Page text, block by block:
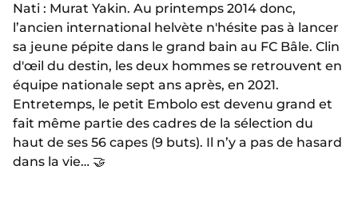
Nati : Murat Yakin. Au printemps 2014 donc,
l’ancien international helvète n'hésite pas à lancer
sa jeune pépite dans le grand bain au FC Bâle. Clin
d'œil du destin, les deux hommes se retrouvent en
équipe nationale sept ans après, en 2021.
Entretemps, le petit Embolo est devenu grand et
fait même partie des cadres de la sélection du
haut de ses 56 capes (9 buts). Il n’y a pas de hasard
dans la vie… 🤝